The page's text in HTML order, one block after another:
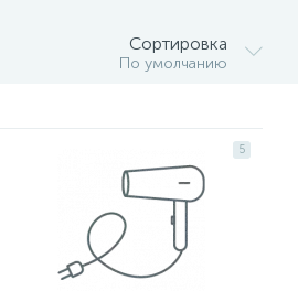
Сортировка
По умолчанию
5